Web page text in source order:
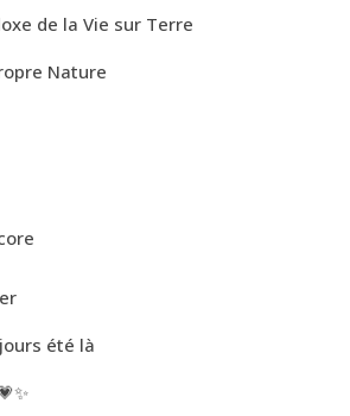
de la Vie sur Terre
Nature
été là